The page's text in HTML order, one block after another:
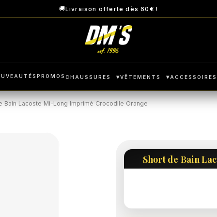
🚚Livraison offerte dès 60€ !
PROMOS CHAUSSURES ▾VÊTEMENTS ▾ACCESSOIRES
Bain Lacoste Mi-Long Imprimé Crocodile Orange
Short de Bain